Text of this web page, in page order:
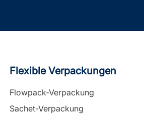
Flexible Verpackungen
Flowpack-Verpackung
Sachet-Verpackung